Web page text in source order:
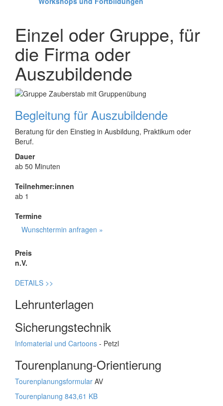
Einzel oder Gruppe, für
die Firma oder
Auszubildende
Begleitung für Auszubildende
Beratung für den Einstieg in Ausbildung, Praktikum oder
Beruf.
Dauer
ab 50 Minuten
Teilnehmer:innen
ab 1
Termine
Wunschtermin anfragen »
Preis
n.V.
DETAILS >>
Lehrunterlagen
Sicherungstechnik
Infomaterial und Cartoons - Petzl
Tourenplanung-Orientierung
Tourenplanungsformular AV
Tourenplanung 843,61 KB